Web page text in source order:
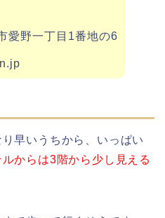
愛野一丁目1番地の6
早いうちから、いっぱい
ルからは3階から少し見える